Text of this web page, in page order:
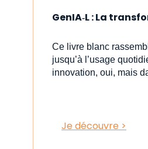
GenIA‑L : La
Ce livre blanc
jusqu’à l’usage
innovation, oui, mais
Je découvre >